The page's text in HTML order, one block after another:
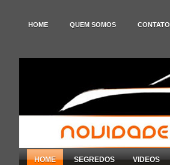
HOME QUEM SOMOS CONTATO
HOME SEGREDOS VIDEOS